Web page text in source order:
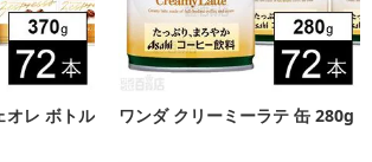
オレ ボトル
ワンダ クリーミーラテ 缶 280g